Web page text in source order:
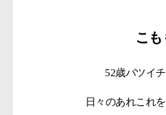
こも
52歳バツイ
日々のあれこれ